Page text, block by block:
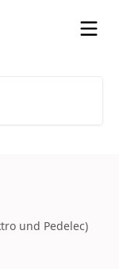
und Pedelec)